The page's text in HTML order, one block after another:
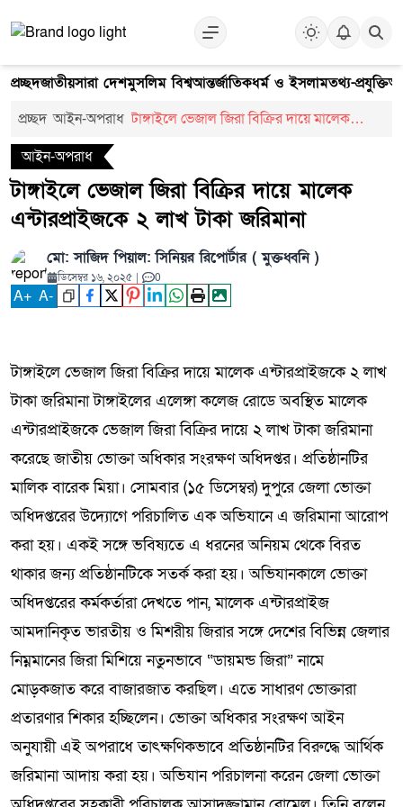
প্রচ্ছদজাতীয়সারা দেশমুসলিম বিশ্বআন্তর্জাতিকধর্ম ও ইসলামতথ্য-প্রযুক্তি
প্রচ্ছদ আইন-অপরাধ টাঙ্গাইলে ভেজাল জিরা বিক্রির দায়ে মালেক
আইন-অপরাধ
টাঙ্গাইলে ভেজাল জিরা বিক্রির দায়ে মালেক
এন্টারপ্রাইজকে ২ লাখ টাকা জরিমানা
মো: সাজিদ পিয়াল: সিনিয়র রিপোর্টার ( মুক্তধ্বনি )
ডিসেম্বর ১৬, ২০২৫ | 0
A+ A-
টাঙ্গাইলে ভেজাল জিরা বিক্রির দায়ে মালেক এন্টারপ্রাইজকে ২ লাখ
টাকা জরিমানা টাঙ্গাইলের এলেঙ্গা কলেজ রোডে অবস্থিত মালেক
এন্টারপ্রাইজকে ভেজাল জিরা বিক্রির দায়ে ২ লাখ টাকা জরিমানা
করেছে জাতীয় ভোক্তা অধিকার সংরক্ষণ অধিদপ্তর। প্রতিষ্ঠানটির
মালিক বারেক মিয়া। সোমবার (১৫ ডিসেম্বর) দুপুরে জেলা ভোক্তা
অধিদপ্তরের উদ্যোগে পরিচালিত এক অভিযানে এ জরিমানা আরোপ
করা হয়। একই সঙ্গে ভবিষ্যতে এ ধরনের অনিয়ম থেকে বিরত
থাকার জন্য প্রতিষ্ঠানটিকে সতর্ক করা হয়। অভিযানকালে ভোক্তা
অধিদপ্তরের কর্মকর্তারা দেখতে পান, মালেক এন্টারপ্রাইজ
আমদানিকৃত ভারতীয় ও মিশরীয় জিরার সঙ্গে দেশের বিভিন্ন জেলার
নিম্নমানের জিরা মিশিয়ে নতুনভাবে “ডায়মন্ড জিরা” নামে
মোড়কজাত করে বাজারজাত করছিল। এতে সাধারণ ভোক্তারা
প্রতারণার শিকার হচ্ছিলেন। ভোক্তা অধিকার সংরক্ষণ আইন
অনুযায়ী এই অপরাধে তাৎক্ষণিকভাবে প্রতিষ্ঠানটির বিরুদ্ধে আর্থিক
জরিমানা আদায় করা হয়। অভিযান পরিচালনা করেন জেলা ভোক্তা